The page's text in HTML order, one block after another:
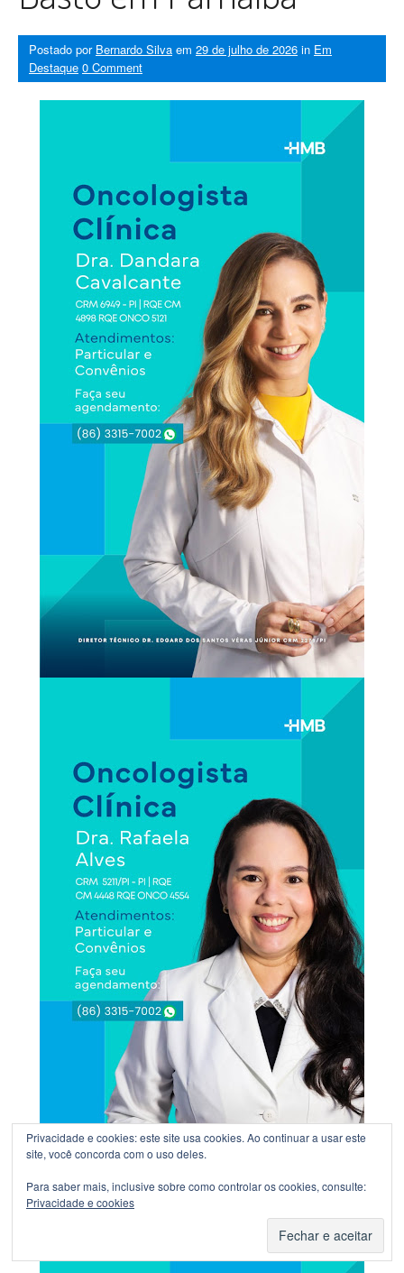
Postado por Bernardo Silva em 29 de julho de 2026 in Em
Destaque 0 Comment
Privacidade e cookies: este site usa cookies. Ao continuar a usar este
site, você concorda com o uso deles.
Para saber mais, inclusive sobre como controlar os cookies, consulte:
Privacidade e cookies